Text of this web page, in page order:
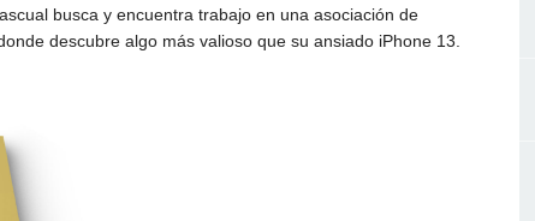
busca y encuentra trabajo en una asociación de
descubre algo más valioso que su ansiado iPhone 13.